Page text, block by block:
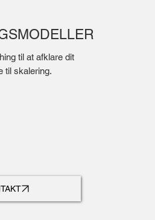
til at afklare dit
til skalering.